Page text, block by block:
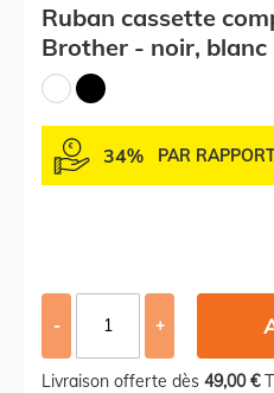
Ruban cassette
Brother - noir, blanc
34% PAR
- +
Livraison offerte dès 49,00 €